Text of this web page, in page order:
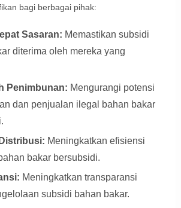
bagi berbagai pihak:
Sasaran: Memastikan subsidi
diterima oleh mereka yang
Penimbunan: Mengurangi potensi
dan penjualan ilegal bahan bakar
Meningkatkan efisiensi
bakar bersubsidi.
Meningkatkan transparansi
subsidi bahan bakar.